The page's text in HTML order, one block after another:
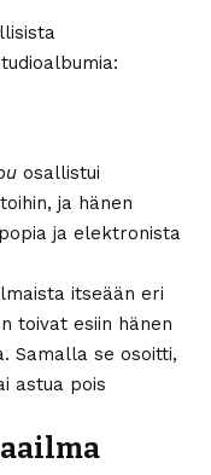
osallistui
ja hänen
ja elektronista
itseään eri
toivat esiin hänen
Samalla se osoitti,
astua pois